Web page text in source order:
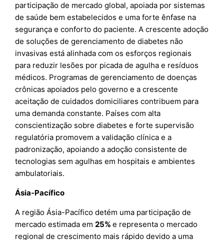
participação de mercado global, apoiada por sistemas
de saúde bem estabelecidos e uma forte ênfase na
segurança e conforto do paciente. A crescente adoção
de soluções de gerenciamento de diabetes não
invasivas está alinhada com os esforços regionais
para reduzir lesões por picada de agulha e resíduos
médicos. Programas de gerenciamento de doenças
crônicas apoiados pelo governo e a crescente
aceitação de cuidados domiciliares contribuem para
uma demanda constante. Países com alta
conscientização sobre diabetes e forte supervisão
regulatória promovem a validação clínica e a
padronização, apoiando a adoção consistente de
tecnologias sem agulhas em hospitais e ambientes
ambulatoriais.
Ásia-Pacífico
A região Ásia-Pacífico detém uma participação de
mercado estimada em25%e representa o mercado
regional de crescimento mais rápido devido a uma